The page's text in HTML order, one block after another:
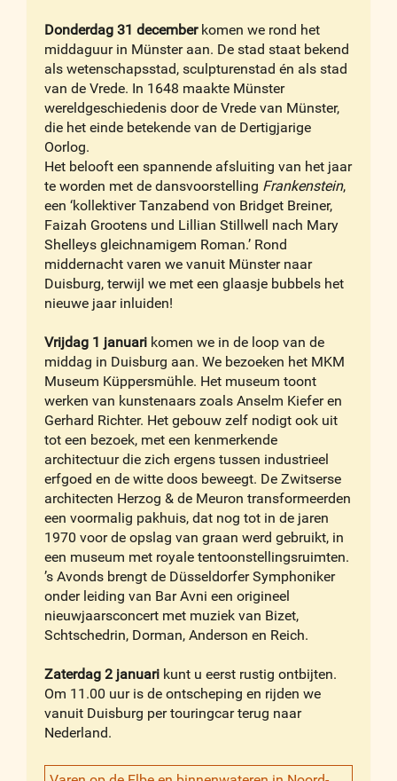
Donderdag 31 decemberkomen we rond het
middaguur in Münster aan. De stad staat bekend
als wetenschapsstad, sculpturenstad én als stad
van de Vrede. In 1648 maakte Münster
wereldgeschiedenis door de Vrede van Münster,
die het einde betekende van de Dertigjarige
Oorlog.
Het belooft een spannende afsluiting van het jaar
te worden met de dansvoorstelling Frankenstein,
een ‘kollektiver Tanzabend von Bridget Breiner,
Faizah Grootens und Lillian Stillwell nach Mary
Shelleys gleichnamigem Roman.’ Rond
middernacht varen we vanuit Münster naar
Duisburg, terwijl we met een glaasje bubbels het
nieuwe jaar inluiden!
Vrijdag 1 januari komen we in de loop van de
middag in Duisburg aan. We bezoeken het MKM
Museum Küppersmühle. Het museum toont
werken van kunstenaars zoals Anselm Kiefer en
Gerhard Richter. Het gebouw zelf nodigt ook uit
tot een bezoek, met een kenmerkende
architectuur die zich ergens tussen industrieel
erfgoed en de witte doos beweegt. De Zwitserse
architecten Herzog & de Meuron transformeerden
een voormalig pakhuis, dat nog tot in de jaren
1970 voor de opslag van graan werd gebruikt, in
een museum met royale tentoonstellingsruimten.
’s Avonds brengt de Düsseldorfer Symphoniker
onder leiding van Bar Avni een origineel
nieuwjaarsconcert met muziek van Bizet,
Schtschedrin, Dorman, Anderson en Reich.
Zaterdag 2 januari kunt u eerst rustig ontbijten.
Om 11.00 uur is de ontscheping en rijden we
vanuit Duisburg per touringcar terug naar
Nederland.